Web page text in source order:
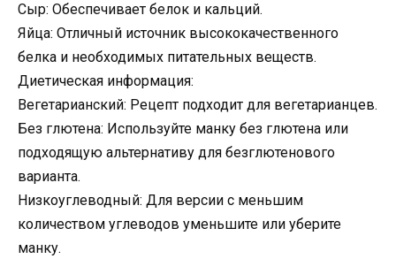
Сыр: Обеспечивает белок и кальций.
Яйца: Отличный источник высококачественного
белка и необходимых питательных веществ.
Диетическая информация:
Вегетарианский: Рецепт подходит для вегетарианцев.
Без глютена: Используйте манку без глютена или
подходящую альтернативу для безглютенового
варианта.
Низкоуглеводный: Для версии с меньшим
количеством углеводов уменьшите или уберите
манку.